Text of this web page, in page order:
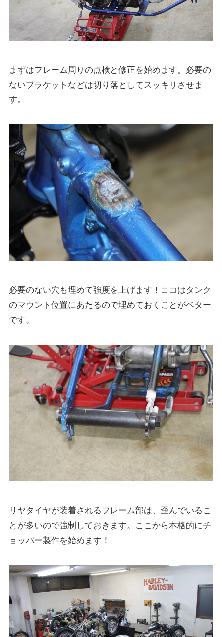
まずはフレーム周りの点検と修正を始めます。必要の
ないブラケットなどは切り落としてスッキリさせま
す。
必要のない穴も埋めて強度を上げます！ココはタンク
のマウント位置にあたるので埋めておくことがベター
です。
リヤタイヤが装着されるフレーム部は、歪んでいるこ
とが多いので強制しておきます。ここから本格的にチ
ョッパー製作を始めます！